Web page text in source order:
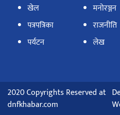
खेल
पत्रपत्रिका
पर्यटन
मनोरञ्जन
राजनीति
लेख
2020 Copyrights Reserved at
dnfkhabar.com